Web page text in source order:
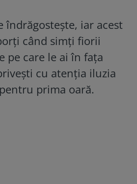
îndrăgostește, iar acest
când simți fiorii
pe care le ai în fața
cu atenția iluzia
prima oară.